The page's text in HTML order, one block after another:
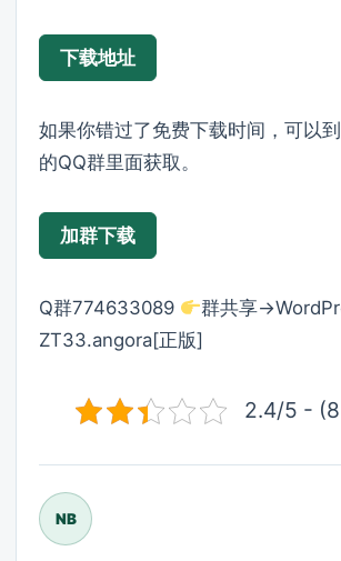
下载地址
如果你错过了免费下载时间，可以
的QQ群里面获取。
加群下载
Q群774633089
群共享
ZT33.angora[正版]
2.4/5 -
NB